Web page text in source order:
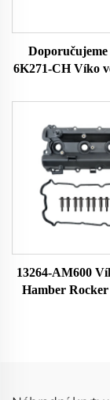
6K271-CH Víko
Autodíly
kW
13264-AM600
Hamber